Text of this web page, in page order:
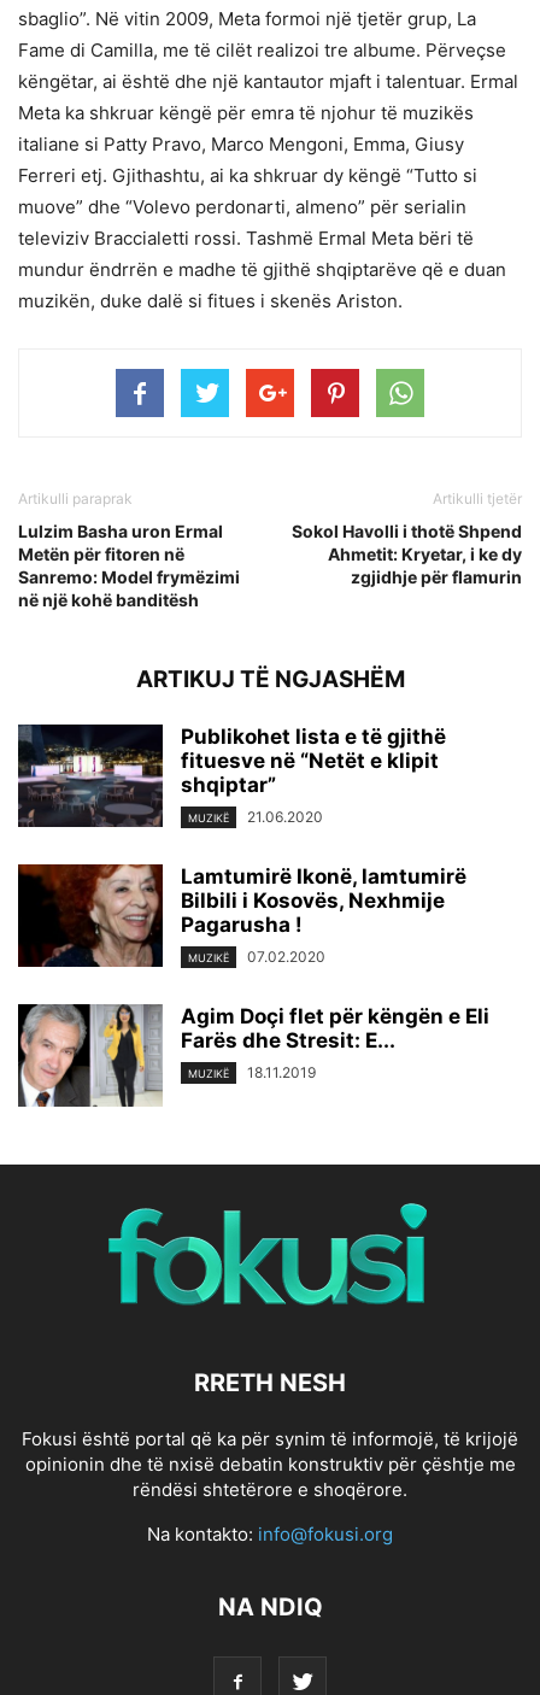
sbaglio”. Në vitin 2009, Meta formoi një tjetër grup, La
Fame di Camilla, me të cilët realizoi tre albume. Përveçse
këngëtar, ai është dhe një kantautor mjaft i talentuar. Ermal
Meta ka shkruar këngë për emra të njohur të muzikës
italiane si Patty Pravo, Marco Mengoni, Emma, Giusy
Ferreri etj. Gjithashtu, ai ka shkruar dy këngë “Tutto si
muove” dhe “Volevo perdonarti, almeno” për serialin
televiziv Braccialetti rossi. Tashmë Ermal Meta bëri të
mundur ëndrrën e madhe të gjithë shqiptarëve që e duan
muzikën, duke dalë si fitues i skenës Ariston.
Artikulli paraprak
Lulzim Basha uron Ermal
Metën për fitoren në
Sanremo: Model frymëzimi
në një kohë banditësh
Artikulli tjetër
Sokol Havolli i thotë Shpend
Ahmetit: Kryetar, i ke dy
zgjidhje për flamurin
ARTIKUJ TË NGJASHËM
Publikohet lista e të gjithë
fituesve në “Netët e klipit
shqiptar”
MUZIKË 21.06.2020
Lamtumirë Ikonë, lamtumirë
Bilbili i Kosovës, Nexhmije
Pagarusha !
MUZIKË 07.02.2020
Agim Doçi flet për këngën e Eli
Farës dhe Stresit: E...
MUZIKË 18.11.2019
RRETH NESH
Fokusi është portal që ka për synim të informojë, të krijojë
opinionin dhe të nxisë debatin konstruktiv për çështje me
rëndësi shtetërore e shoqërore.
Na kontakto: info@fokusi.org
NA NDIQ